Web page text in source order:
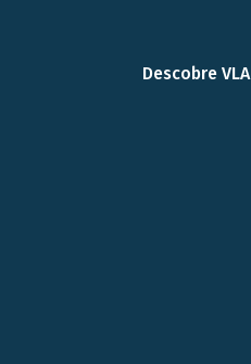
Descobre VLA